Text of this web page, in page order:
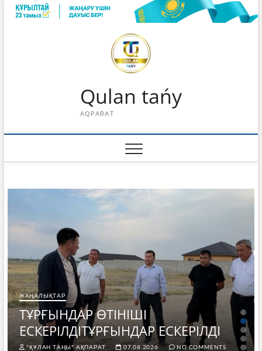
Skip
Qulan tańy
AQPARAT
ЖАҢАЛЫҚТАР
ТҰРҒЫНДАР ӨТІНІШІ
ЕСКЕРІЛДІТҰРҒЫНДАР ЕСКЕРІЛДІ
"ҚҰЛАН ТАҢЫ" АҚПАРАТ. 07.08.2026 NO COMMENTS